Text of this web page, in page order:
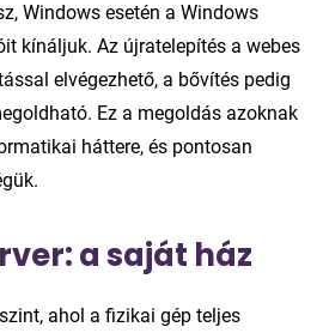
Windows esetén a Windows
kínáljuk. Az újratelepítés a webes
elvégezhető, a bővítés pedig
Ez a megoldás azoknak
háttere, és pontosan
a saját ház
ahol a fizikai gép teljes